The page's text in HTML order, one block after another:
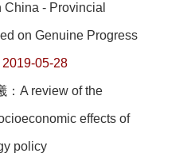
- Provincial
on Genuine Progress
2019-05-28
：A review of the
effects of
policy